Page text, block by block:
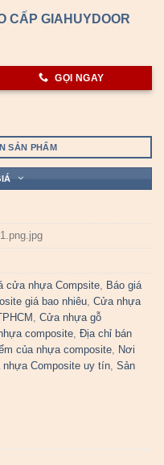
CẤP GIAHUYDOOR
GỌI NGAY
SẢN PHẨM
cửa nhựa Compsite, Báo giá
giá bao nhiêu, Cửa nhựa
, Cửa nhựa gỗ
composite, Địa chỉ bán
của nhựa composite, Nơi
nhựa Composite uy tín, Sản